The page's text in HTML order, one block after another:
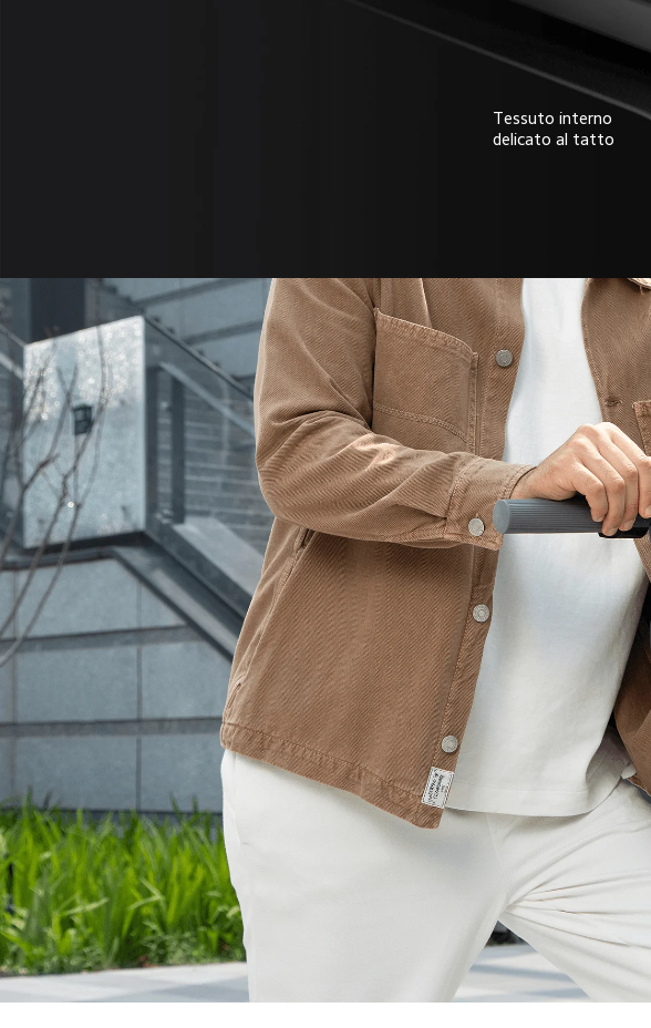
Tessuto interno
delicato al tatto